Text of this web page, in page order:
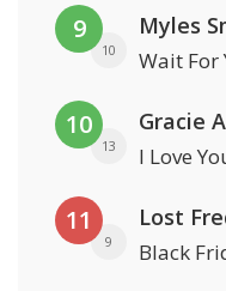
9
10
Myles
Wait For
10
13
Gracie
I Love
11
9
Lost
Black